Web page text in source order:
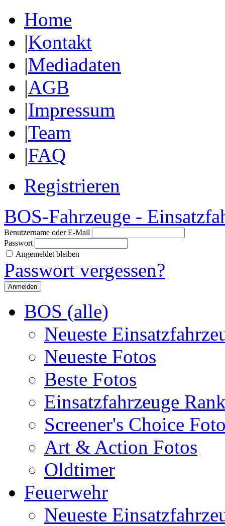
Home
|Kontakt
|Mediadaten
|AGB
|Impressum
|Team
|FAQ
Registrieren
BOS-Fahrzeuge -
Benutzername oder E-Mail
Passwort
Angemeldet bleiben
Passwort vergessen?
BOS (alle)
Neueste
Neueste Fotos
Beste Fotos
Einsatzfahrzeuge
Screener's Choice
Art & Action Fotos
Oldtimer
Feuerwehr
Neueste